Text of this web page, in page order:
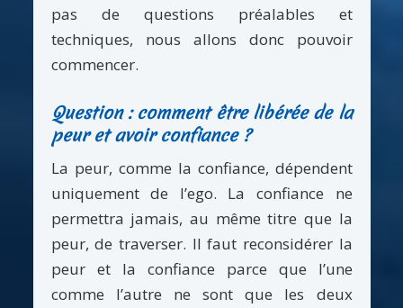
pas de questions préalables et
techniques, nous allons donc pouvoir
commencer.
Question : comment être libérée de la
peur et avoir confiance ?
La peur, comme la confiance, dépendent
uniquement de l’ego. La confiance ne
permettra jamais, au même titre que la
peur, de traverser. Il faut reconsidérer la
peur et la confiance parce que l’une
comme l’autre ne sont que les deux